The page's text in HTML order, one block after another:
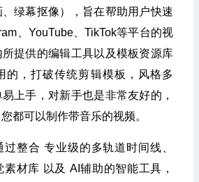
绿幕抠像），旨在帮助用户快速
、YouTube、TikTok等平台的视
提供的编辑工具以及模板资源库
的，打破传统剪辑模板，风格多
上手，对新手也是非常友好的，
都可以制作带音乐的视频。
过整合 专业级的多轨道时间线、
素材库 以及 AI辅助的智能工具，